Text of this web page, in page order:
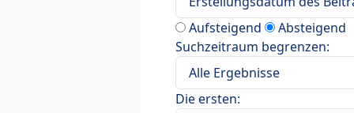
Aufsteigend
Absteigend
Suchzeitraum begrenzen:
Die ersten: